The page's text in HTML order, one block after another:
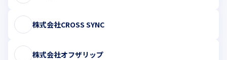
株式会社CROSS SYNC
株式会社オフザリップ